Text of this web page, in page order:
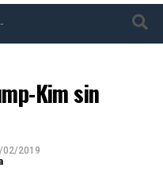
Kim sin
02/2019